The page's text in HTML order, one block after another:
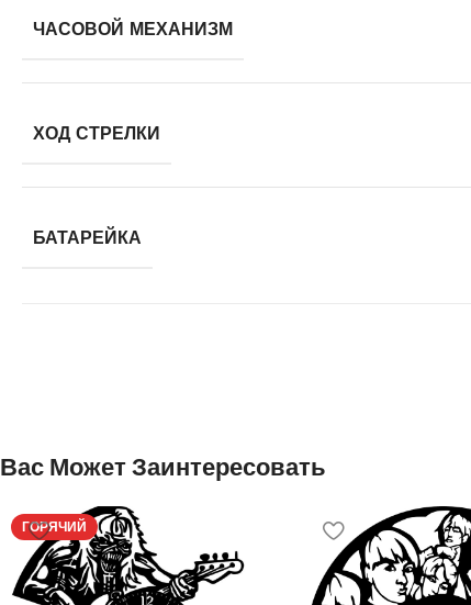
ЧАСОВОЙ МЕХАНИЗМ
ХОД СТРЕЛКИ
БАТАРЕЙКА
Вас Может Заинтересовать
ГОРЯЧИЙ